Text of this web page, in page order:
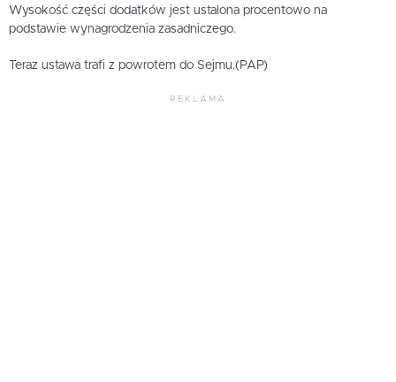
Wysokość części dodatków jest ustalona procentowo na
podstawie wynagrodzenia zasadniczego.
Teraz ustawa trafi z powrotem do Sejmu.(PAP)
REKLAMA